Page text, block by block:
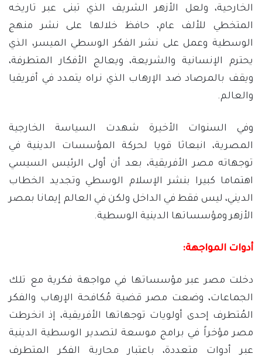
الخارحية، ولعل الأزهر الشريف الذي تبنى عبر تاريخه
المتخطي للألف عام، حافظ خلالها على نشر منهج
الوسطية وعمل على نشر الفكر الوسطي الميسر، الذي
يحترم الإنسانية والشريعة، ويعالج الأفكار المتطرفة،
ويقف بالمرصاد ضد الإرهاب الذي نراه يتمدد في أفريقيا
والعالم.
وفي السنوات الأخيرة شهدت السياسة الخارجية
المصرية، انبعاثا قويا لحركة المؤسسات الدينية في
توجهاته مصر الأفريقية، بعد أن أولى الرئيس السيسي
اهتماما كبيرا بنشر الإسلام الوسطي وتجديد الخطاب
الديني، ليس فقط في الداخل ولكن في العالم إيمانا بمصر
الأزهر ومؤسساتها الدينية الوسطية.
أدوات المواجهة:
دخلت مصر عبر مؤسساتها في مواجهة فكرية مع تلك
الجماعات، وضعت مصر قضية مُكافحة الإرهاب والفكر
المُتطرف إحدى أولويات توجهاتها الأفريقية، إذ انخرطت
مصر مؤخراً في برامج موسعة لتصدير الوسطية الدينية
عبر أدوات متعددة، باعتبار محاربة الفكر المتطرف